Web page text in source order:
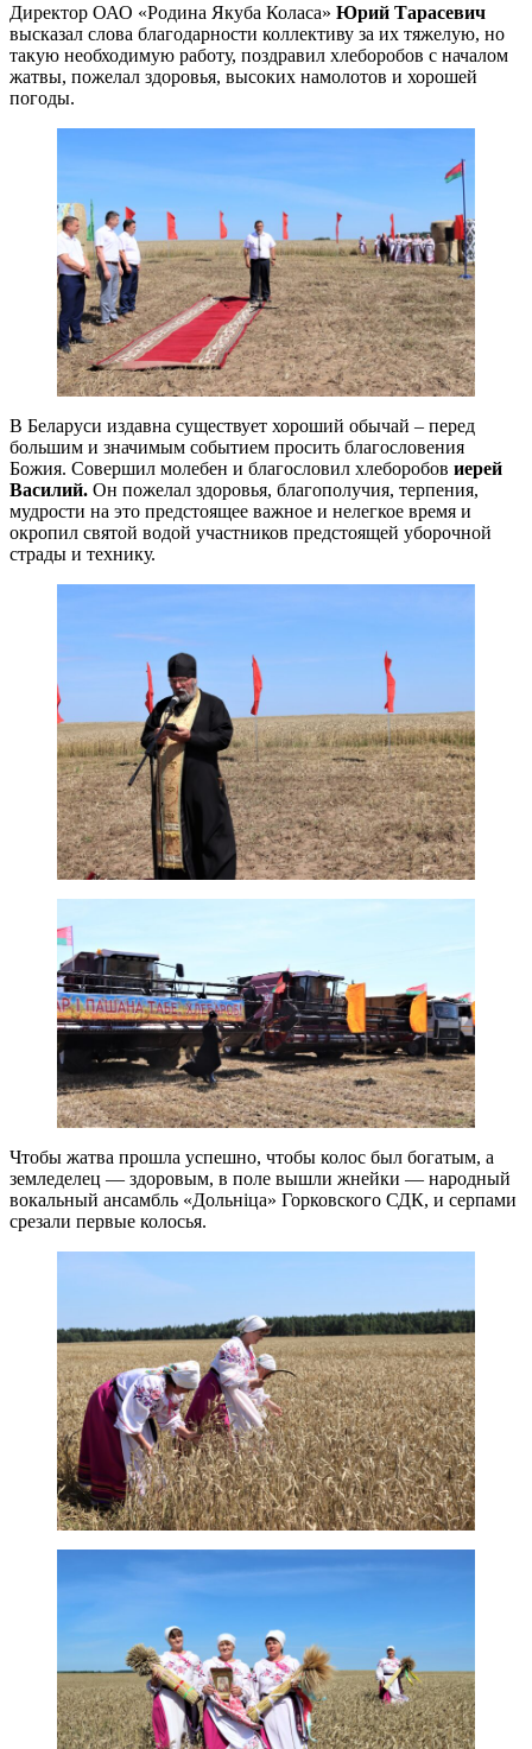
Директор ОАО «Родина Якуба Коласа» Юрий Тарасевич
высказал слова благодарности коллективу за их тяжелую, но
такую необходимую работу, поздравил хлеборобов с началом
жатвы, пожелал здоровья, высоких намолотов и хорошей
погоды.
В Беларуси издавна существует хороший обычай – перед
большим и значимым событием просить благословения
Божия. Совершил молебен и благословил хлеборобов иерей
Василий. Он пожелал здоровья, благополучия, терпения,
мудрости на это предстоящее важное и нелегкое время и
окропил святой водой участников предстоящей уборочной
страды и технику.
Чтобы жатва прошла успешно, чтобы колос был богатым, а
земледелец — здоровым, в поле вышли жнейки — народный
вокальный ансамбль «Дольніца» Горковского СДК, и серпами
срезали первые колосья.